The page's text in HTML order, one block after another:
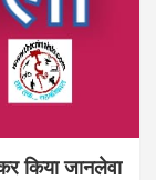
किया जानलेवा